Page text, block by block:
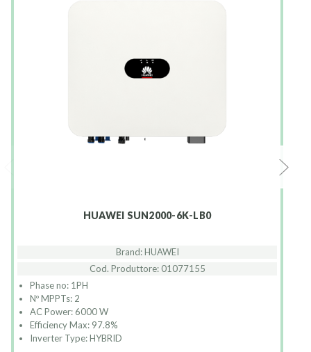
HUAWEI SUN2000-6K-LB0
Brand: HUAWEI
Cod. Produttore: 01077155
Phase no: 1PH
Nº MPPTs: 2
AC Power: 6000 W
Efficiency Max: 97.8%
Inverter Type: HYBRID